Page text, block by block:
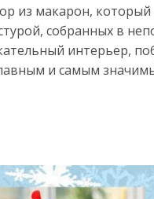
из макарон,
собранных в
интерьер,
и самым